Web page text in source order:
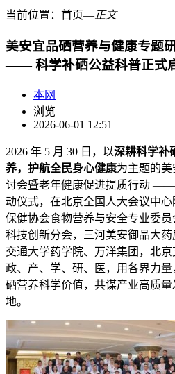
当前位置： 首页―正文
美安宜品硒营养与健康专题
—— 科学补硒公益科普正式
本网
浏览
2026-06-01 12:51
2026 年 5 月 30 日，以深耕科学补
养， 护航全民身心健康为主题的
讨会暨老年健康促进提质行动
动仪式，在北京全国人大会议中
保健协会食物营养与安全专业委
科技创新分会，三河美安御品大
交通大学药学院、万洋集团，北
政、产、学、研、医，用各界力
硒营养科学价值，共谋产业高质
地。